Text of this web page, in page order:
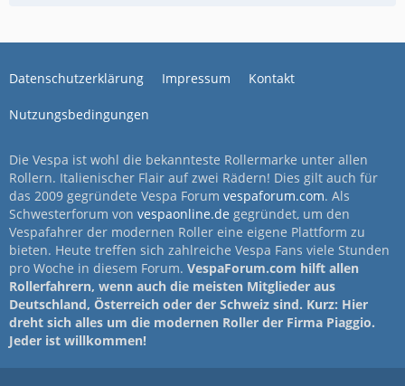
Datenschutzerklärung Impressum Kontakt
Nutzungsbedingungen
Die Vespa ist wohl die bekannteste Rollermarke unter allen
Rollern. Italienischer Flair auf zwei Rädern! Dies gilt auch für
das 2009 gegründete Vespa Forum vespaforum.com. Als
Schwesterforum von vespaonline.de gegründet, um den
Vespafahrer der modernen Roller eine eigene Plattform zu
bieten. Heute treffen sich zahlreiche Vespa Fans viele Stunden
pro Woche in diesem Forum. VespaForum.com hilft allen
Rollerfahrern, wenn auch die meisten Mitglieder aus
Deutschland, Österreich oder der Schweiz sind. Kurz: Hier
dreht sich alles um die modernen Roller der Firma Piaggio.
Jeder ist willkommen!